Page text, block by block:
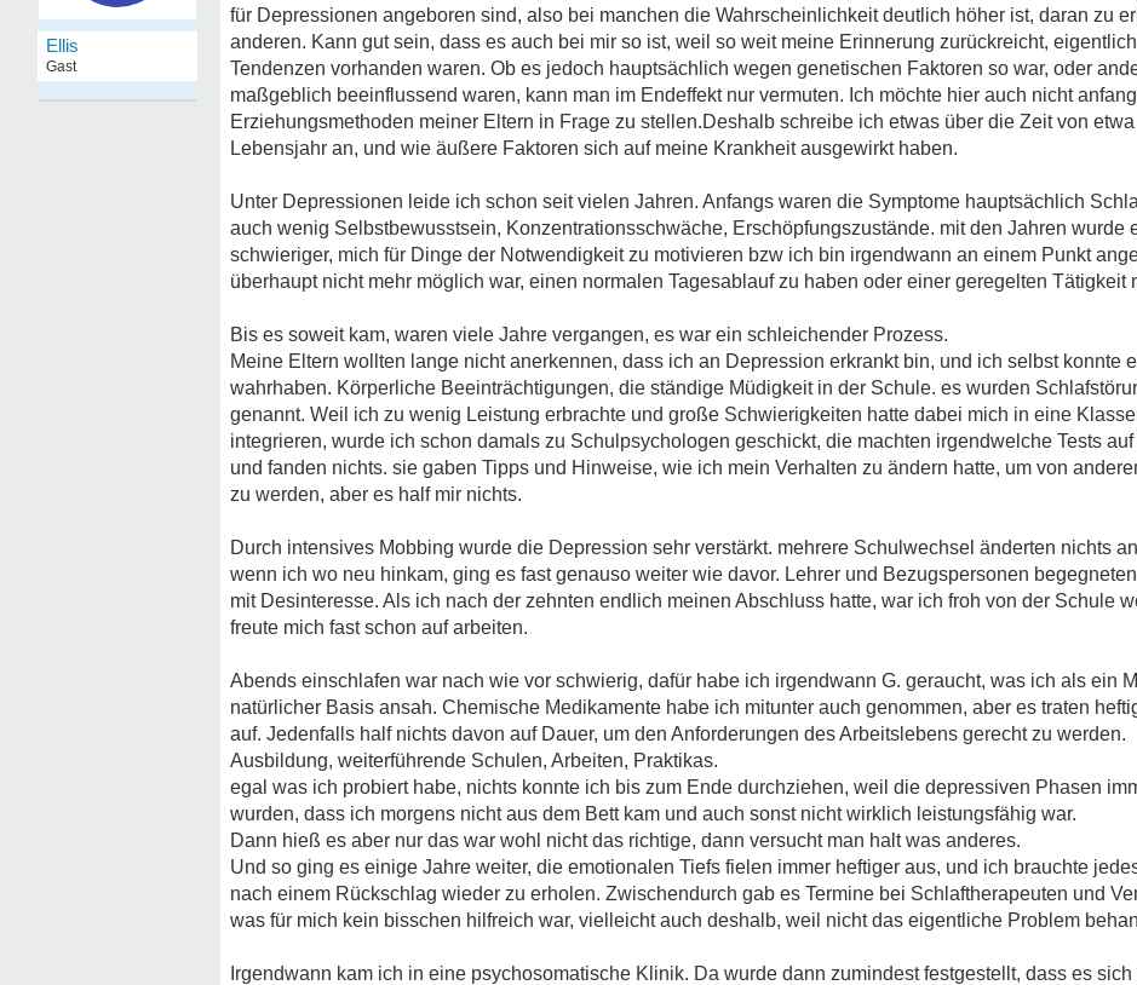
Ellis
Gast
für Depressionen angeboren sind, also bei manchen die Wahrscheinlichkeit deutlich höher ist, daran zu
anderen. Kann gut sein, dass es auch bei mir so ist, weil so weit meine Erinnerung zurückreicht,
Tendenzen vorhanden waren. Ob es jedoch hauptsächlich wegen genetischen Faktoren so war, oder
maßgeblich beeinflussend waren, kann man im Endeffekt nur vermuten. Ich möchte hier auch nicht
Erziehungsmethoden meiner Eltern in Frage zu stellen.Deshalb schreibe ich etwas über die Zeit von
Lebensjahr an, und wie äußere Faktoren sich auf meine Krankheit ausgewirkt haben.
Unter Depressionen leide ich schon seit vielen Jahren. Anfangs waren die Symptome hauptsächlich
auch wenig Selbstbewusstsein, Konzentrationsschwäche, Erschöpfungszustände. mit den Jahren wurde
schwieriger, mich für Dinge der Notwendigkeit zu motivieren bzw ich bin irgendwann an einem Punkt
überhaupt nicht mehr möglich war, einen normalen Tagesablauf zu haben oder einer geregelten Tätigkeit
Bis es soweit kam, waren viele Jahre vergangen, es war ein schleichender Prozess.
Meine Eltern wollten lange nicht anerkennen, dass ich an Depression erkrankt bin, und ich selbst konnte
wahrhaben. Körperliche Beeinträchtigungen, die ständige Müdigkeit in der Schule. es wurden
genannt. Weil ich zu wenig Leistung erbrachte und große Schwierigkeiten hatte dabei mich in eine
integrieren, wurde ich schon damals zu Schulpsychologen geschickt, die machten irgendwelche Tests
und fanden nichts. sie gaben Tipps und Hinweise, wie ich mein Verhalten zu ändern hatte, um von
zu werden, aber es half mir nichts.
Durch intensives Mobbing wurde die Depression sehr verstärkt. mehrere Schulwechsel änderten nichts
wenn ich wo neu hinkam, ging es fast genauso weiter wie davor. Lehrer und Bezugspersonen
mit Desinteresse. Als ich nach der zehnten endlich meinen Abschluss hatte, war ich froh von der Schule
freute mich fast schon auf arbeiten.
Abends einschlafen war nach wie vor schwierig, dafür habe ich irgendwann G. geraucht, was ich als ein
natürlicher Basis ansah. Chemische Medikamente habe ich mitunter auch genommen, aber es traten
auf. Jedenfalls half nichts davon auf Dauer, um den Anforderungen des Arbeitslebens gerecht zu werden.
Ausbildung, weiterführende Schulen, Arbeiten, Praktikas.
egal was ich probiert habe, nichts konnte ich bis zum Ende durchziehen, weil die depressiven Phasen
wurden, dass ich morgens nicht aus dem Bett kam und auch sonst nicht wirklich leistungsfähig war.
Dann hieß es aber nur das war wohl nicht das richtige, dann versucht man halt was anderes.
Und so ging es einige Jahre weiter, die emotionalen Tiefs fielen immer heftiger aus, und ich brauchte
nach einem Rückschlag wieder zu erholen. Zwischendurch gab es Termine bei Schlaftherapeuten und
was für mich kein bisschen hilfreich war, vielleicht auch deshalb, weil nicht das eigentliche Problem
Irgendwann kam ich in eine psychosomatische Klinik. Da wurde dann zumindest festgestellt, dass es